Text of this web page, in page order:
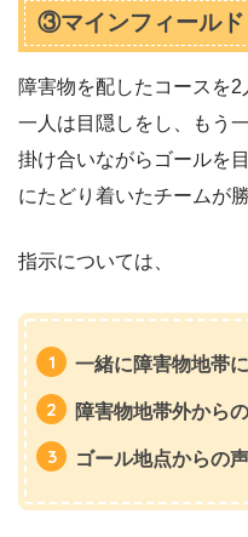
③マインフィールド
障害物を配したコースを2
一人は目隠しをし、もう
掛け合いながらゴールを
にたどり着いたチームが
指示については、
一緒に障害物地帯
障害物地帯外から
ゴール地点からの